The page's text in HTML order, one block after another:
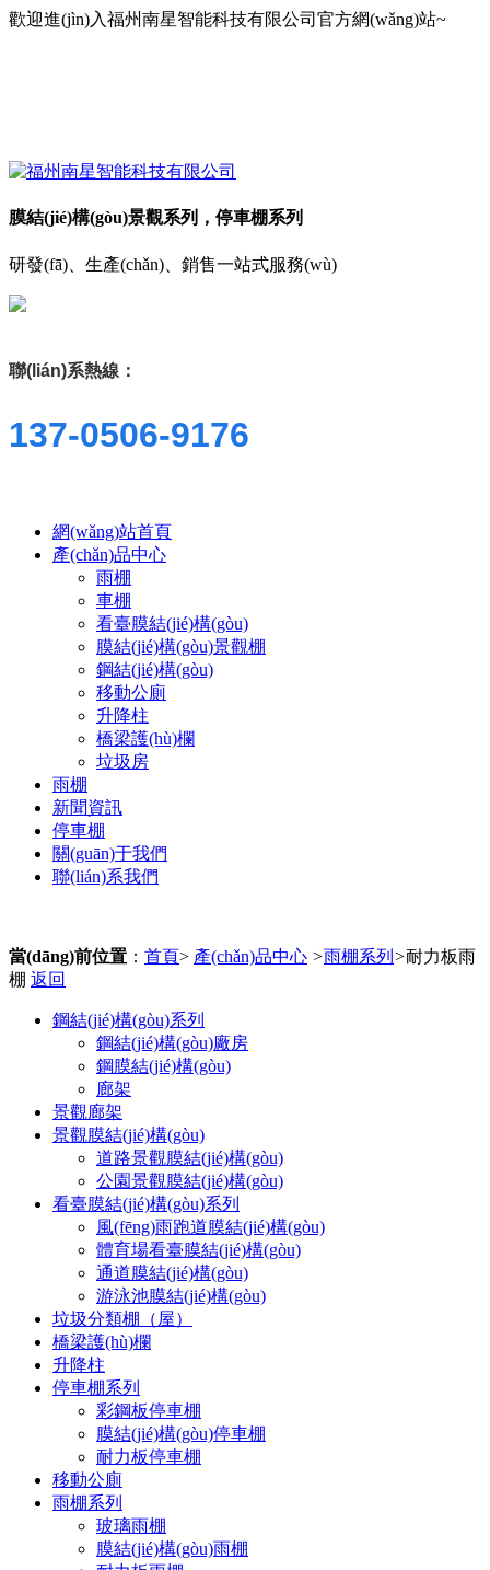
歡迎進(jìn)入福州南星智能科技有限公司官方網(wǎng)站~
膜結(jié)構(gòu)景觀系列，停車棚系列
研發(fā)、生產(chǎn)、銷售一站式服務(wù)
聯(lián)系熱線：
137-0506-9176
網(wǎng)站首頁
產(chǎn)品中心
雨棚
車棚
看臺膜結(jié)構(gòu)
膜結(jié)構(gòu)景觀棚
鋼結(jié)構(gòu)
移動公廁
升降柱
橋梁護(hù)欄
垃圾房
雨棚
新聞資訊
停車棚
關(guān)于我們
聯(lián)系我們
當(dāng)前位置 ： 首頁> 產(chǎn)品中心 >雨棚系列 >耐力板雨
棚 返回
鋼結(jié)構(gòu)系列
鋼結(jié)構(gòu)廠房
鋼膜結(jié)構(gòu)
廊架
景觀廊架
景觀膜結(jié)構(gòu)
道路景觀膜結(jié)構(gòu)
公園景觀膜結(jié)構(gòu)
看臺膜結(jié)構(gòu)系列
風(fēng)雨跑道膜結(jié)構(gòu)
體育場看臺膜結(jié)構(gòu)
通道膜結(jié)構(gòu)
游泳池膜結(jié)構(gòu)
垃圾分類棚（屋）
橋梁護(hù)欄
升降柱
停車棚系列
彩鋼板停車棚
膜結(jié)構(gòu)停車棚
耐力板停車棚
移動公廁
雨棚系列
玻璃雨棚
膜結(jié)構(gòu)雨棚